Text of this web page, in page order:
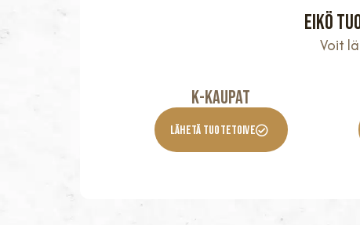
Eikö
Voit
K-KaupaT
Lähetä Tuotetoive